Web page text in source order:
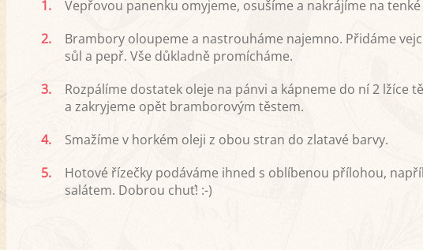
1.
Vepřovou panenku omyjeme, osušíme a nakrájíme na tenké
2.
Brambory oloupeme a nastrouháme najemno. Přidáme
sůl a pepř. Vše důkladně promícháme.
3.
Rozpálíme dostatek oleje na pánvi a kápneme do ní 2 lžíce
a zakryjeme opět bramborovým těstem.
4.
Smažíme v horkém oleji z obou stran do zlatavé barvy.
5.
Hotové řízečky podáváme ihned s oblíbenou přílohou,
salátem. Dobrou chuť! :-)